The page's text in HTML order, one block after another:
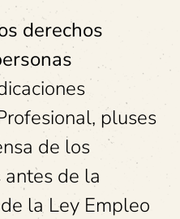
derechos
pluses
de los
de la
la Ley Empleo